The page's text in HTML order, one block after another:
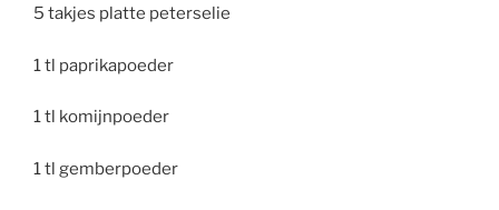
5 takjes platte peterselie
1 tl paprikapoeder
1 tl komijnpoeder
1 tl gemberpoeder